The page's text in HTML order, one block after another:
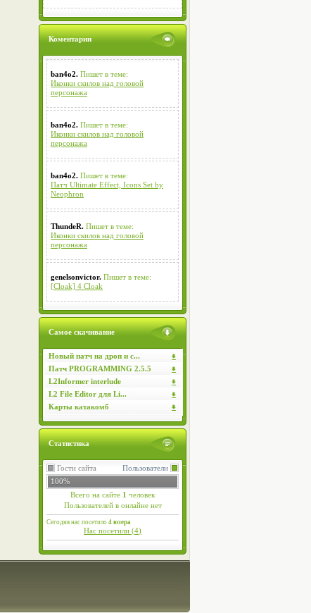
Коментарии
ban4o2. Пишет в теме:
Иконки скилов над головой
персонажа
ban4o2. Пишет в теме:
Иконки скилов над головой
персонажа
ban4o2. Пишет в теме:
Патч Ultimate Effect, Icons Set by
Neophron
ThundeR. Пишет в теме:
Иконки скилов над головой
персонажа
genelsonvictor. Пишет в теме:
[Cloak] 4 Cloak
Самое скачивание
Новый патч на дроп и с...
Патч PROGRAMMING 2.5.5
L2Informer interlude
L2 File Editor для Li...
Карты катакомб
Статистика
Пользователи
Гости сайта
100%
Всего на сайте 1 человек
Пользователей в онлайне нет
Сегодня нас посетило 4 юзера
Нас посетили (4)